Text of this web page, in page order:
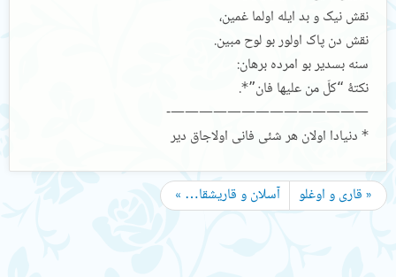
نقش نیک و بد ایله اولما غمین،
نقش دن پاک اولور بو لوح مبین.
سنه بسدیر بو امرده برهان:
نکتۀ “کلّ من علیها فان”*.
——————————————-
* دنیادا اولان هر شئی فانی اولاجاق دیر
« قاری و اوغلو آسلان و قاریشقا… »